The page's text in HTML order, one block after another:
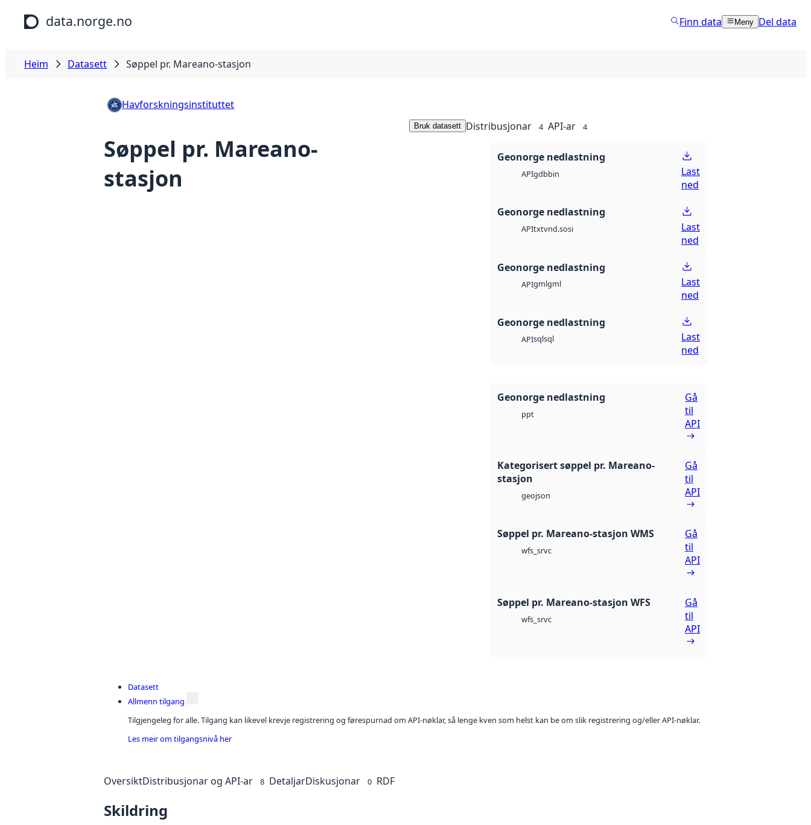
Hopp til hovudinnhald
data.norge.no Finn data Meny Del data
Heim Datasett Søppel pr. Mareano-stasjon
Havforskningsinstituttet
Søppel pr. Mareano-
stasjon
Bruk datasett Distribusjonar 4 API-ar 4
Geonorge nedlastning
APIgdbbin
Last
ned
Geonorge nedlastning
APItxtvnd.sosi
Last
ned
Geonorge nedlastning
APIgmlgml
Last
ned
Geonorge nedlastning
APIsqlsql
Last
ned
Geonorge nedlastning
ppt
Gå
til
API
Kategorisert søppel pr. Mareano-
stasjon
geojson
Gå
til
API
Søppel pr. Mareano-stasjon WMS
wfs_srvc
Gå
til
API
Søppel pr. Mareano-stasjon WFS
wfs_srvc
Gå
til
API
Datasett
Allmenn tilgang
Tilgjengeleg for alle. Tilgang kan likevel krevje registrering og førespurnad om API-nøklar, så lenge kven som helst kan be om slik registrering og/eller API-nøklar.
Les meir om tilgangsnivå her
OversiktDistribusjonar og API-ar 8 DetaljarDiskusjonar 0 RDF
Skildring